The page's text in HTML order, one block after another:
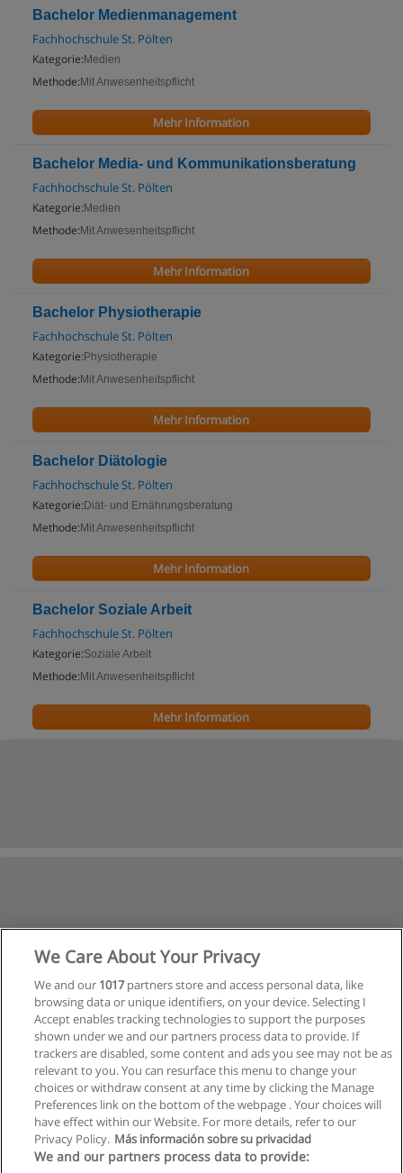
Bachelor Medienmanagement
Fachhochschule St. Pölten
Kategorie: Medien
Methode: Mit Anwesenheitspflicht
Mehr Information
Bachelor Media- und Kommunikationsberatung
Fachhochschule St. Pölten
Kategorie: Medien
Methode: Mit Anwesenheitspflicht
Mehr Information
Bachelor Physiotherapie
Fachhochschule St. Pölten
Kategorie: Physiotherapie
Methode: Mit Anwesenheitspflicht
Mehr Information
Bachelor Diätologie
Fachhochschule St. Pölten
Kategorie: Diät- und Ernährungsberatung
Methode: Mit Anwesenheitspflicht
Mehr Information
Bachelor Soziale Arbeit
Fachhochschule St. Pölten
Kategorie:Soziale Arbeit
Methode: Mit Anwesenheitspflicht
Mehr Information
Allgemeinen geschäftsbedingungen
We Care About Your Privacy
We and our 1017partners store and access personal data, like
browsing data or unique identifiers, on your device. Selecting I
Accept enables tracking technologies to support the purposes
shown under we and our partners process data to provide. If
trackers are disabled, some content and ads you see may not be as
relevant to you. You can resurface this menu to change your
choices or withdraw consent at any time by clicking the Manage
Preferences link on the bottom of the webpage . Your choices will
have effect within our Website. For more details, refer to our
Privacy Policy. Más información sobre su privacidad
We and our partners process data to provide: